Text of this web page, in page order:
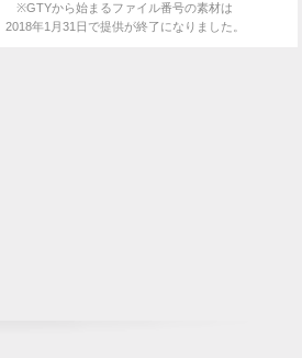
※GTYから始まるファイル番号の素材は
2018年1月31日で提供が終了になりました。